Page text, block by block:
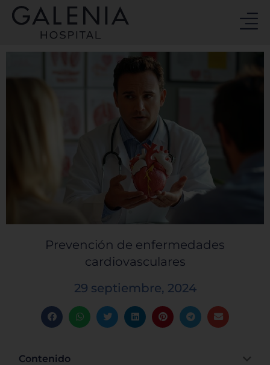
contenido
Prevención de enfermedades
cardiovasculares
29 septiembre, 2024
Contenido